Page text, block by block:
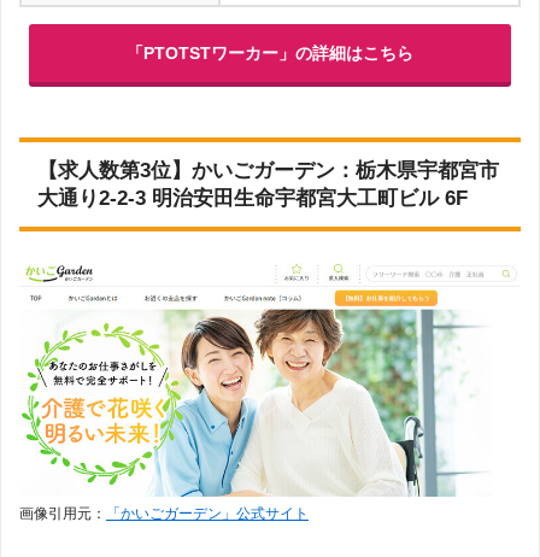
「PTOTSTワーカー」の詳細はこちら
【求人数第3位】かいごガーデン：栃木県宇都宮市
大通り2-2-3 明治安田生命宇都宮大工町ビル 6F
画像引用元： 「かいごガーデン」公式サイト